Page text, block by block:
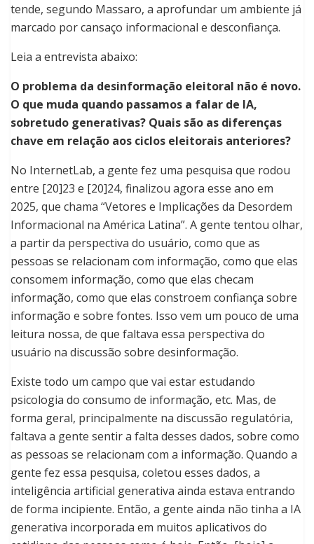
tende, segundo Massaro, a aprofundar um ambiente já
marcado por cansaço informacional e desconfiança.
Leia a entrevista abaixo:
O problema da desinformação eleitoral não é novo.
O que muda quando passamos a falar de IA,
sobretudo generativas? Quais são as diferenças
chave em relação aos ciclos eleitorais anteriores?
No InternetLab, a gente fez uma pesquisa que rodou
entre [20]23 e [20]24, finalizou agora esse ano em
2025, que chama “Vetores e Implicações da Desordem
Informacional na América Latina”. A gente tentou olhar,
a partir da perspectiva do usuário, como que as
pessoas se relacionam com informação, como que elas
consomem informação, como que elas checam
informação, como que elas constroem confiança sobre
informação e sobre fontes. Isso vem um pouco de uma
leitura nossa, de que faltava essa perspectiva do
usuário na discussão sobre desinformação.
Existe todo um campo que vai estar estudando
psicologia do consumo de informação, etc. Mas, de
forma geral, principalmente na discussão regulatória,
faltava a gente sentir a falta desses dados, sobre como
as pessoas se relacionam com a informação. Quando a
gente fez essa pesquisa, coletou esses dados, a
inteligência artificial generativa ainda estava entrando
de forma incipiente. Então, a gente ainda não tinha a IA
generativa incorporada em muitos aplicativos do